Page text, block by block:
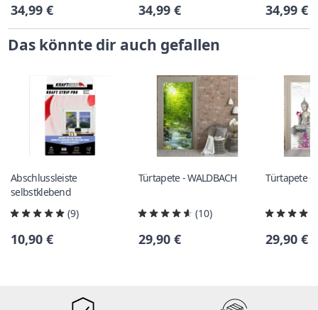
34,99 € 34,99 € 34,99 €
Das könnte dir auch gefallen
Abschlussleiste
selbstklebend
(9)
10,90 €
Türtapete - WALDBACH
(10)
29,90 €
Türtapete -
29,90 €